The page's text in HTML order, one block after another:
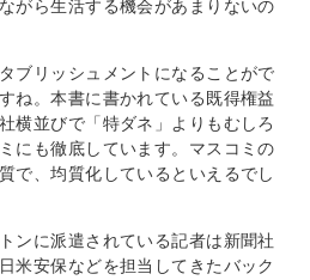
がら生活する機会があまりないの
リッシュメントになることがで
ね。本書に書かれている既得権益
横並びで「特ダネ」よりもむしろ
にも徹底しています。マスコミの
で、均質化しているといえるでし
ンに派遣されている記者は新聞社
米安保などを担当してきたバック